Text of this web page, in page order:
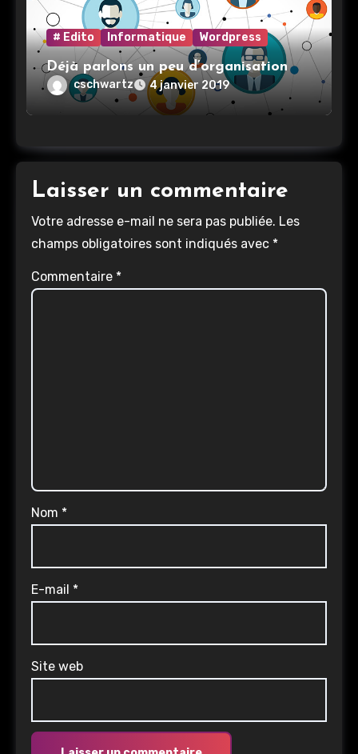
# Edito Informatique Wordpress
Déjà parlons un peu d’organisation
cschwartz 4 janvier 2019
Laisser un commentaire
Votre adresse e-mail ne sera pas publiée. Les
champs obligatoires sont indiqués avec *
Commentaire *
Nom *
E-mail *
Site web